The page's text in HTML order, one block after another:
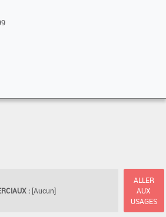
: [Aucun]
ALLER
AUX
USAGES